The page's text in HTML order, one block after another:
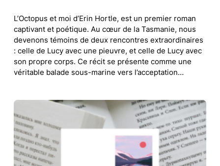
L’Octopus et moi d’Erin Hortle, est un premier roman
captivant et poétique. Au cœur de la Tasmanie, nous
devenons témoins de deux rencontres extraordinaires
: celle de Lucy avec une pieuvre, et celle de Lucy avec
son propre corps. Ce récit se présente comme une
véritable balade sous-marine vers l’acceptation…